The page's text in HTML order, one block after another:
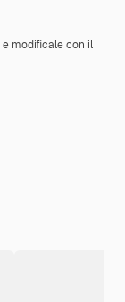
e modificale con il